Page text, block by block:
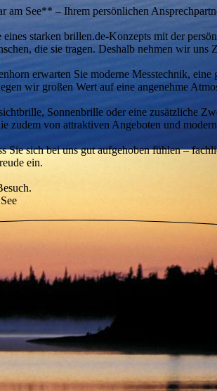
am See** – Ihrem persönlichen
starken brillen.de-Konzepts mit der
die sie tragen. Deshalb nehmen wir
erwarten Sie moderne Messtechnik,
wir großen Wert auf eine angenehme
Sonnenbrille oder eine zusätzliche
zudem von attraktiven Angeboten und
Sie sich bei uns gut aufgehoben fühlen –
ein.